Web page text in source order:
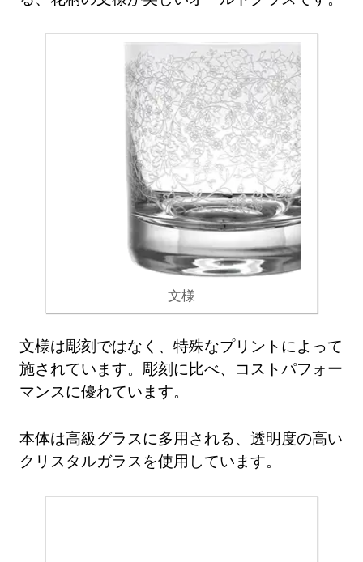
文様
文様は彫刻ではなく、特殊なプリントによって
施されています。彫刻に比べ、コストパフォー
マンスに優れています。
本体は高級グラスに多用される、透明度の高い
クリスタルガラスを使用しています。